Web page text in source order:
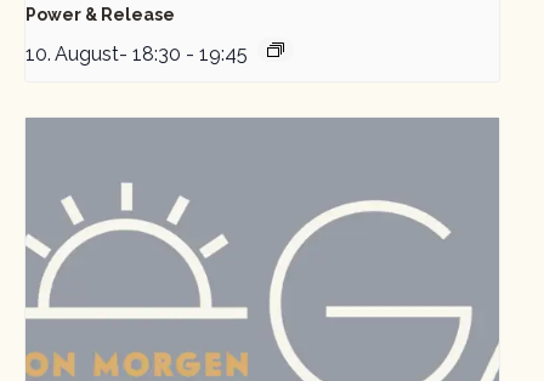
Power & Release
10. August- 18:30 - 19:45